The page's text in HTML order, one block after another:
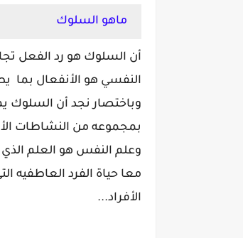
ماهو السلوك
أن السلوك هو رد الفعل
النفسي هو الأنفعال بما
وباختصار نجد أن السلوك
بمجموعه من النشاطات
وعلم النفس هو العلم
معا حياة الفرد العاطفيه
الأفراد...